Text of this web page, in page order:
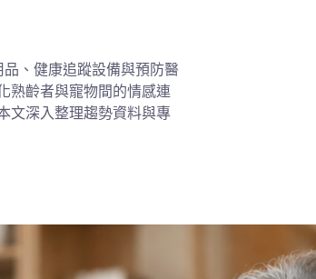
、健康追蹤設備與預防醫
熟齡者與寵物間的情感連
文深入整理趨勢資料與專